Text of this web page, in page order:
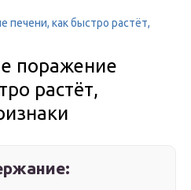
печени, как быстро растёт,
поражение
растёт,